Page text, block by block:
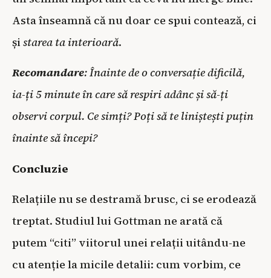
Asta înseamnă că nu doar ce spui contează, ci
șistarea ta interioară.
Recomandare: Înainte de o conversație dificilă,
ia-ți 5 minute în care să respiri adânc și să-ți
observi corpul. Ce simți? Poți să te liniștești puțin
înainte să începi?
Concluzie
Relațiile nu se destramă brusc, ci se erodează
treptat. Studiul lui Gottman ne arată că
putem “citi” viitorul unei relații uitându-ne
cu atenție la micile detalii: cum vorbim, ce